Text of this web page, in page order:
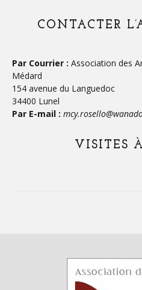
CONTACTER
Par Courrier : Association des
Médard
154 avenue du Languedoc
34400 Lunel
Par E-mail :
VISITES